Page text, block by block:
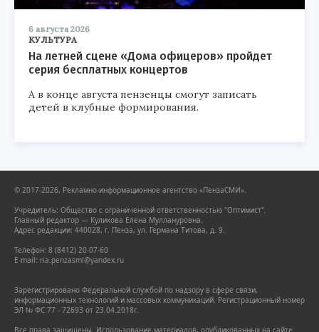
6 августа 2026
КУЛЬТУРА
На летней сцене «Дома офицеров» пройдет
серия бесплатных концертов
А в конце августа пензенцы смогут записать
детей в клубные формирования.
© 2017-2026, Рекламно-информационное агентство «ПензаСМИ».
Учредитель: Общество с ограниченной ответственностью "Оптимист".
Главный редактор — Куликова Елена Муллануровна.
Адрес редакции: 440028, г. Пенза, ул. Германа Титова, д. 9.
Телефон: 8 (8412) 20-07-60
E-mail: ria.penzasmi@yandex.ru
Зарегистрировано Федеральной службой по надзору в сфере связи,
информационных технологий и массовых коммуникаций. Регистрационный номер
ЭЛ № ФС 77 - 72693 от 23.04.2018г.
Все права защищены. Использование материалов, опубликованных на сайте